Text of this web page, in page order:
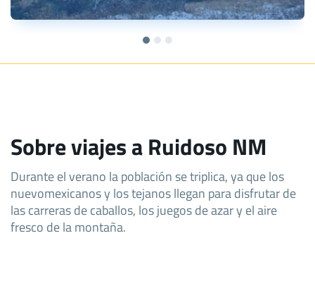
Sobre viajes a Ruidoso NM
Durante el verano la población se triplica, ya que los
nuevomexicanos y los tejanos llegan para disfrutar de
las carreras de caballos, los juegos de azar y el aire
fresco de la montaña.